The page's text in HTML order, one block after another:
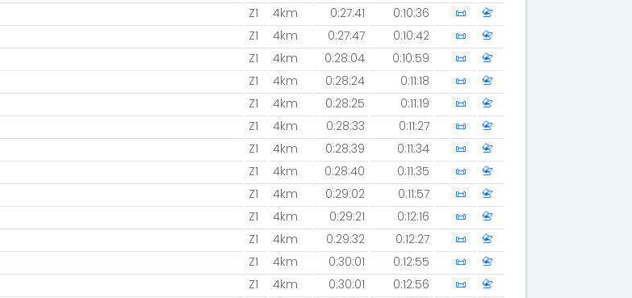
Z1 4km 0:27:41 0:10:36 📜
📇
Z1 4km 0:27:47 0:10:42 📜
📇
Z1 4km 0:28:04 0:10:59 📜
📇
Z1 4km 0:28:24 0:11:18 📜
📇
Z1 4km 0:28:25 0:11:19 📜
📇
Z1 4km 0:28:33 0:11:27 📜
📇
Z1 4km 0:28:39 0:11:34 📜
📇
Z1 4km 0:28:40 0:11:35 📜
📇
Z1 4km 0:29:02 0:11:57 📜
📇
Z1 4km 0:29:21 0:12:16 📜
📇
Z1 4km 0:29:32 0:12:27 📜
📇
Z1 4km 0:30:01 0:12:55 📜
📇
Z1 4km 0:30:01 0:12:56 📜
📇